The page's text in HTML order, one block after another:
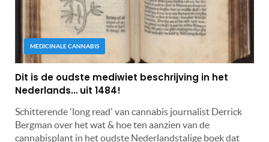
MEDICINALE CANNABIS
Dit is de oudste mediwiet beschrijving in het
Nederlands… uit 1484!
Schitterende 'long read' van cannabis journalist Derrick
Bergman over het wat & hoe ten aanzien van de
cannabisplant in het oudste Nederlandstalige boek dat